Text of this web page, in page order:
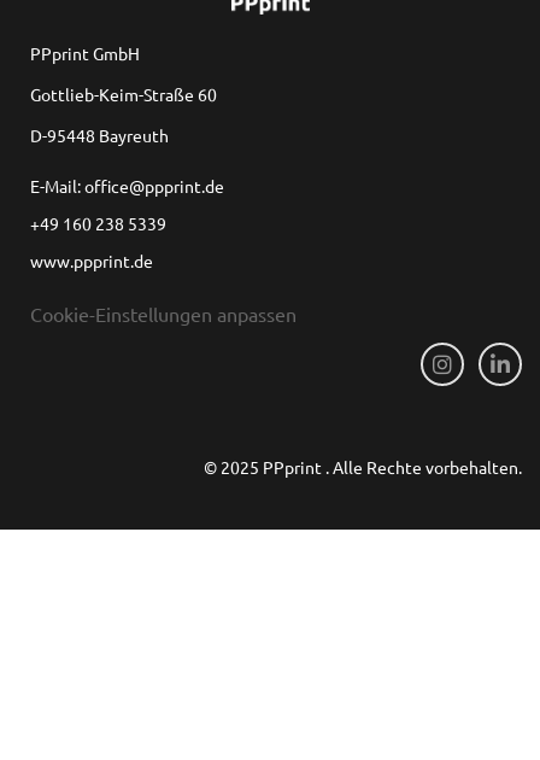
PPprint GmbH
Gottlieb-Keim-Straße 60
D-95448 Bayreuth
E-Mail: office@ppprint.de
+49 160 238 5339
www.ppprint.de
Cookie-Einstellungen anpassen
© 2025 PPprint . Alle Rechte vorbehalten.